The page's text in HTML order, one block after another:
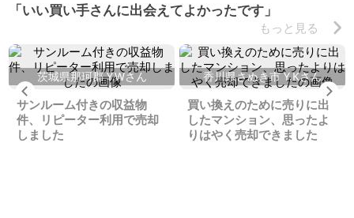
「いい買い手さんに出会えてよかったです」
もっと見る
Previous
茨城県那珂郡 Y.Wさん
サンルーム付きの収益物
件、リピーター利用で売却
しました
香川県さぬき市 Y.Kさん
買い換えのために売りに出
したマンション、思ったよ
りはやく売却できました